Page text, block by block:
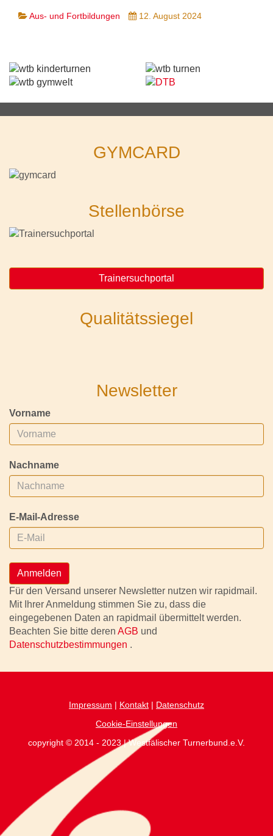
Aus- und Fortbildungen 12. August 2024
GYMCARD
Stellenbörse
Trainersuchportal
Qualitätssiegel
Newsletter
Vorname
Nachname
E-Mail-Adresse
Anmelden
Für den Versand unserer Newsletter nutzen wir rapidmail.
Mit Ihrer Anmeldung stimmen Sie zu, dass die
eingegebenen Daten an rapidmail übermittelt werden.
Beachten Sie bitte deren AGB und
Datenschutzbestimmungen .
Impressum | Kontakt | Datenschutz
Cookie-Einstellungen
copyright © 2014 - 2023 | Westfälischer Turnerbund.e.V.